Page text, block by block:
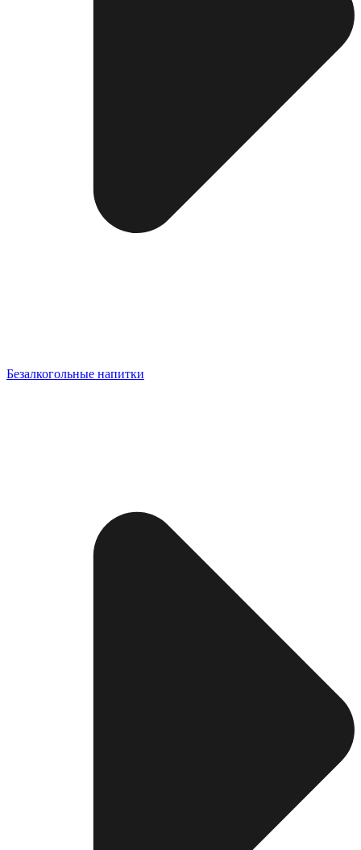
Безалкогольные напитки